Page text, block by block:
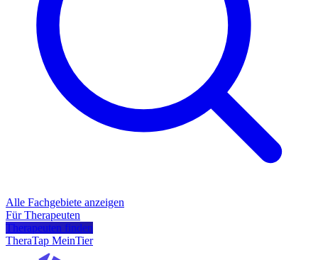
Alle Fachgebiete anzeigen
Für Therapeuten
Therapeuten finden
TheraTap MeinTier